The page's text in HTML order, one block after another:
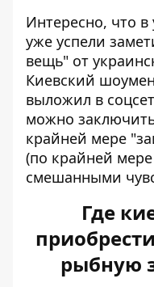
Интересно, что
уже успели
вещь" от
Киевский
выложил в
можно
крайней мере
(по крайней
смешанными
Где
рыбную